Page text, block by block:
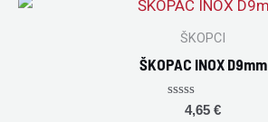
ŠKOPCI
ŠKOPAC INOX D9mm
Rated
4,65 €